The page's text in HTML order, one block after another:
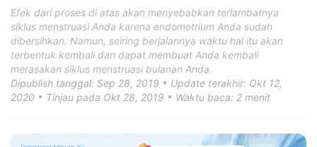
Efek dari proses di atas akan menyebabkan terlambatnya
siklus menstruasi Anda karena endometrium Anda sudah
dibersihkan. Namun, seiring berjalannya waktu hal itu akan
terbentuk kembali dan dapat membuat Anda kembali
merasakan siklus menstruasi bulanan Anda.
Dipublish tanggal: Sep 28, 2019
Update terakhir: Okt 12,
2020
Tinjau pada Okt 28, 2019 Waktu baca: 2 menit